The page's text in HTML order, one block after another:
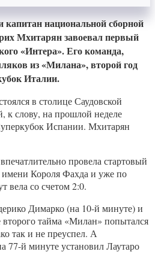
национальной сборной
Мхитарян завоевал первый
«Интера». Его команда,
из «Милана», второй год
Италии.
в столице Саудовской
к слову, на прошлой неделе
Испании. Мхитарян
провела стартовый
имени Короля Фахда и уже по
вела со счетом 2:0.
Димарко (на 10-й минуте) и
тайма «Милан» попытался
так и не преуспел. А
77-й минуте установил Лаутаро